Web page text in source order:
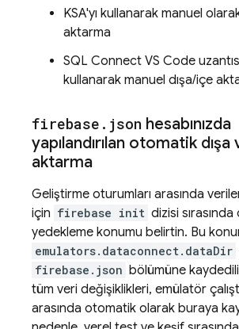
KSA'yı kullanarak manuel
aktarma
SQL Connect VS Code
kullanarak manuel dışa/içe
firebase . json hesabınızda
yapılandırılan otomatik dışa
aktarma
Geliştirme oturumları arasında
için firebase init dizisi
yedekleme konumu belirtin. Bu
emulators.dataconnect.dataDir
firebase.json bölümüne
tüm veri değişiklikleri, emülatör
arasında otomatik olarak buraya